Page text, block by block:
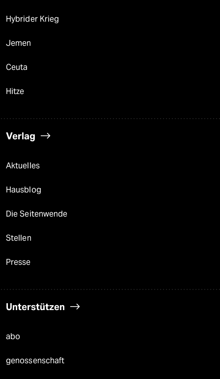
Hybrider Krieg
Jemen
Ceuta
Hitze
Verlag
Aktuelles
Hausblog
Die Seitenwende
Stellen
Presse
Unterstützen
abo
genossenschaft